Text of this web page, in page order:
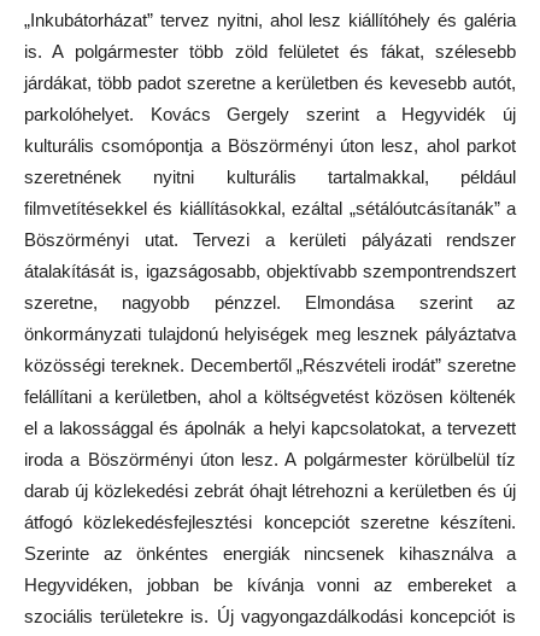
„Inkubátorházat” tervez nyitni, ahol lesz kiállítóhely és galéria
is. A polgármester több zöld felületet és fákat, szélesebb
járdákat, több padot szeretne a kerületben és kevesebb autót,
parkolóhelyet. Kovács Gergely szerint a Hegyvidék új
kulturális csomópontja a Böszörményi úton lesz, ahol parkot
szeretnének nyitni kulturális tartalmakkal, például
filmvetítésekkel és kiállításokkal, ezáltal „sétálóutcásítanák” a
Böszörményi utat. Tervezi a kerületi pályázati rendszer
átalakítását is, igazságosabb, objektívabb szempontrendszert
szeretne, nagyobb pénzzel. Elmondása szerint az
önkormányzati tulajdonú helyiségek meg lesznek pályáztatva
közösségi tereknek. Decembertől „Részvételi irodát” szeretne
felállítani a kerületben, ahol a költségvetést közösen költenék
el a lakossággal és ápolnák a helyi kapcsolatokat, a tervezett
iroda a Böszörményi úton lesz. A polgármester körülbelül tíz
darab új közlekedési zebrát óhajt létrehozni a kerületben és új
átfogó közlekedésfejlesztési koncepciót szeretne készíteni.
Szerinte az önkéntes energiák nincsenek kihasználva a
Hegyvidéken, jobban be kívánja vonni az embereket a
szociális területekre is. Új vagyongazdálkodási koncepciót is